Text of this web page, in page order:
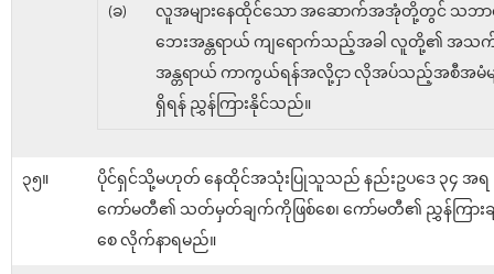
(ခ)
လူအများနေထိုင်သော အဆောက်အအုံတို့တွင် သဘာ
ဘေးအန္တရာယ် ကျရောက်သည့်အခါ လူတို့၏ အသ
အန္တရာယ် ကာကွယ်ရန်အလို့ငှာ လိုအပ်သည့်အစီအမံမျ
ရှိရန် ညွှန်ကြားနိုင်သည်။
၃၅။
ပိုင်ရှင်သို့မဟုတ် နေထိုင်အသုံးပြုသူသည် နည်းဥပဒေ ၃၄ အရ
ကော်မတီ၏ သတ်မှတ်ချက်ကိုဖြစ်စေ၊ ကော်မတီ၏ ညွှန်ကြားခ
စေ လိုက်နာရမည်။